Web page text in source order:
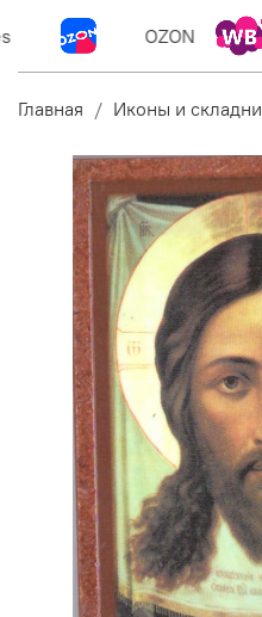
OZON
Главная Иконы и складни